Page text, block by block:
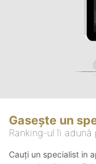
Gasește un
Ranking-ul îi
Cauți un specialist in